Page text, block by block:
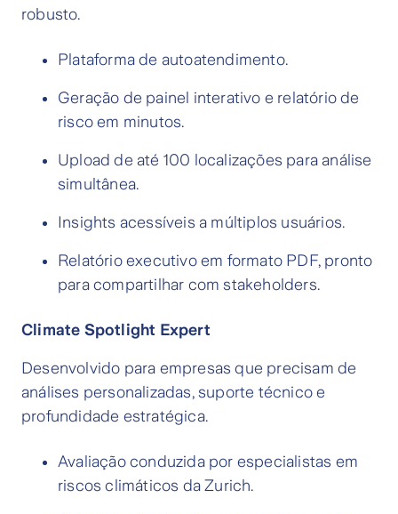
robusto.
Plataforma de autoatendimento.
Geração de painel interativo e relatório de
risco em minutos.
Upload de até 100 localizações para análise
simultânea.
Insights acessíveis a múltiplos usuários.
Relatório executivo em formato PDF, pronto
para compartilhar com stakeholders.
Climate Spotlight Expert
Desenvolvido para empresas que precisam de
análises personalizadas, suporte técnico e
profundidade estratégica.
Avaliação conduzida por especialistas em
riscos climáticos da Zurich.